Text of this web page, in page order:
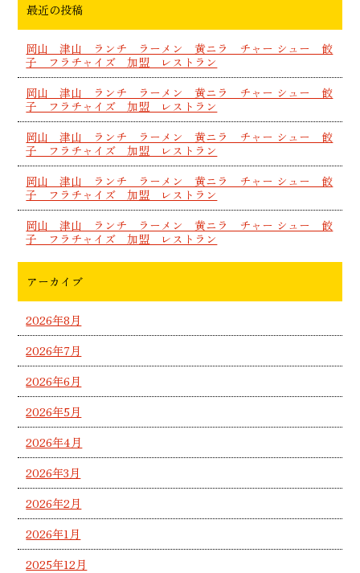
最近の投稿
岡山 津山 ランチ ラーメン 黄ニラ チャー シュー 餃
子 フラチャイズ 加盟 レストラン
岡山 津山 ランチ ラーメン 黄ニラ チャー シュー 餃
子 フラチャイズ 加盟 レストラン
岡山 津山 ランチ ラーメン 黄ニラ チャー シュー 餃
子 フラチャイズ 加盟 レストラン
岡山 津山 ランチ ラーメン 黄ニラ チャー シュー 餃
子 フラチャイズ 加盟 レストラン
岡山 津山 ランチ ラーメン 黄ニラ チャー シュー 餃
子 フラチャイズ 加盟 レストラン
アーカイブ
2026年8月
2026年7月
2026年6月
2026年5月
2026年4月
2026年3月
2026年2月
2026年1月
2025年12月